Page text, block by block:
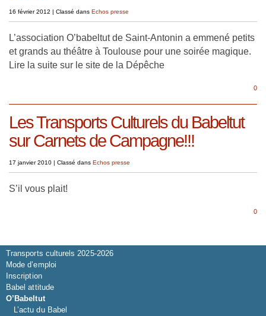
16 février 2012 | Classé dans Echos presse
L’association O’babeltut de Saint-Antonin a emmené petits
et grands au théâtre à Toulouse pour une soirée magique.
Lire la suite sur le site de la Dépêche
0
Les Transports Culturels du Babeltut
sur Carnets de Campagne!!!
17 janvier 2010 | Classé dans Echos presse
S’il vous plait!
0
Transports culturels 2025-2026
Mode d’emploi
Inscription
Babel attitude
O’Babeltut
L’actu du Babel